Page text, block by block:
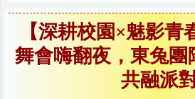
【深耕校園×魅影青
舞會嗨翻夜，東兔團
共融派